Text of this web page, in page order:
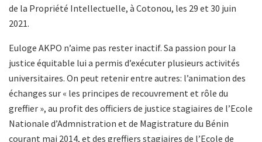
de la Propriété Intellectuelle, à Cotonou, les 29 et 30 juin
2021.
Euloge AKPO n’aime pas rester inactif. Sa passion pour la
justice équitable lui a permis d’exécuter plusieurs activités
universitaires. On peut retenir entre autres: l’animation des
échanges sur « les principes de recouvrement et rôle du
greffier », au profit des officiers de justice stagiaires de l’Ecole
Nationale d’Admnistration et de Magistrature du Bénin
courant mai 2014, et des greffiers stagiaires de l’Ecole de